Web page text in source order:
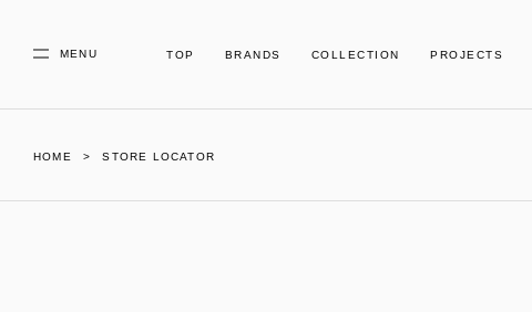
MENU TOP BRANDS COLLECTION PROJECTS
HOME STORE LOCATOR